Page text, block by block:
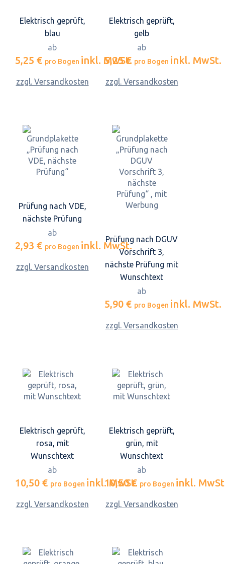
Elektrisch geprüft,
blau
ab
5,25 € pro Bogen inkl. MwSt.
zzgl. Versandkosten
Elektrisch geprüft,
gelb
ab
5,25 € pro Bogen inkl. MwSt.
zzgl. Versandkosten
Prüfung nach VDE,
nächste Prüfung
ab
2,93 € pro Bogen inkl. MwSt.
zzgl. Versandkosten
Prüfung nach DGUV
Vorschrift 3,
nächste Prüfung mit
Wunschtext
ab
5,90 € pro Bogen inkl. MwSt.
zzgl. Versandkosten
Elektrisch geprüft,
rosa, mit
Wunschtext
ab
10,50 € pro Bogen inkl. MwSt.
zzgl. Versandkosten
Elektrisch geprüft,
grün, mit
Wunschtext
ab
10,50 € pro Bogen inkl.
zzgl. Versandkosten